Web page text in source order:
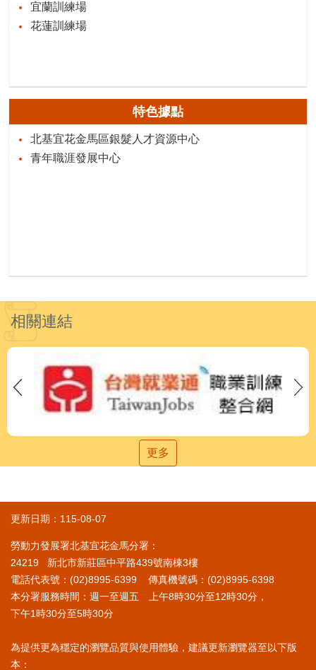
宜蘭訓練場
花蓮訓練場
特色據點
北基宜花金馬區銀髮人才資源中心
青年職涯發展中心
相關連結
更多
更新日期：115-08-07
勞動力發展署北基宜花金馬分署：
24219 新北市新莊區中平路439號南棟3樓
電話代表號：(02)8995-6399 傳真機號碼：(02)8995-6398
本分署服務時間：週一至週五 上午8時30分至12時30分，
下午1時30分至5時30分
為提供更為穩定的瀏覽品質與使用體驗，建議更新瀏覽器至以下版
本：